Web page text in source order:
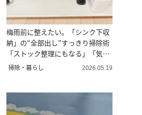
梅雨前に整えたい。「シンク下収
納」の“全部出し”すっきり掃除術
「ストック整理にもなる」「気持
ちいい」
掃除・暮らし 2026.05.19